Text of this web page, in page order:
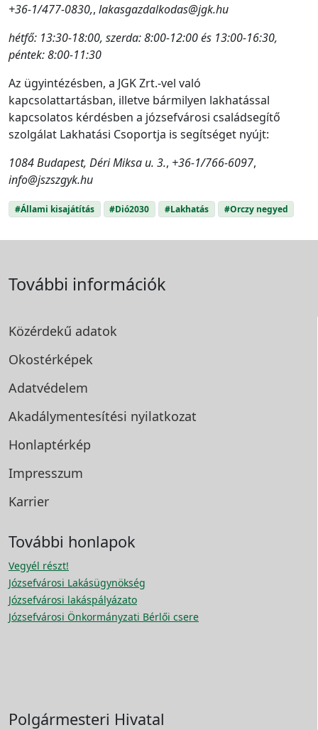
+36-1/477-0830,, lakasgazdalkodas@jgk.hu
hétfő: 13:30-18:00, szerda: 8:00-12:00 és 13:00-16:30,
péntek: 8:00-11:30
Az ügyintézésben, a JGK Zrt.-vel való
kapcsolattartásban, illetve bármilyen lakhatással
kapcsolatos kérdésben a józsefvárosi családsegítő
szolgálat Lakhatási Csoportja is segítséget nyújt:
1084 Budapest, Déri Miksa u. 3., +36-1/766-6097,
info@jszszgyk.hu
#Állami kisajátítás #Dió2030 #Lakhatás #Orczy negyed
További információk
Közérdekű adatok
Okostérképek
Adatvédelem
Akadálymentesítési nyilatkozat
Honlaptérkép
Impresszum
Karrier
További honlapok
Vegyél részt!
Józsefvárosi Lakásügynökség
Józsefvárosi lakáspályázato
Józsefvárosi Önkormányzati Bérlői csere
Polgármesteri Hivatal